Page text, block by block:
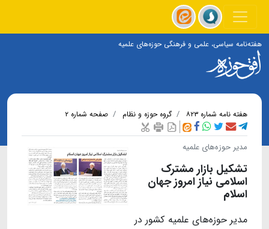
هفته‌نامه سیاسی، علمی و فرهنگی حوزه‌های علمیه
هفته نامه شماره ۸۲۳ گروه حوزه و نظام صفحه شماره ۲
مدیر حوزه‌های علمیه
تشکیل بازار مشترک
اسلامی نیاز امروز جهان
اسلام
مدیر حوزه‌های علمیه کشور در